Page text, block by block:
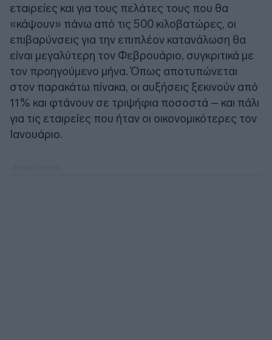
εταιρείες και για τους πελάτες τους που θα
«κάψουν» πάνω από τις 500 κιλοβατώρες, οι
επιβαρύνσεις για την επιπλέον κατανάλωση θα
είναι μεγαλύτερη τον Φεβρουάριο, συγκριτικά με
τον προηγούμενο μήνα. Όπως αποτυπώνεται
στον παρακάτω πίνακα, οι αυξήσεις ξεκινούν από
11% και φτάνουν σε τριψήφια ποσοστά – και πάλι
για τις εταιρείες που ήταν οι οικονομικότερες τον
Ιανουάριο.